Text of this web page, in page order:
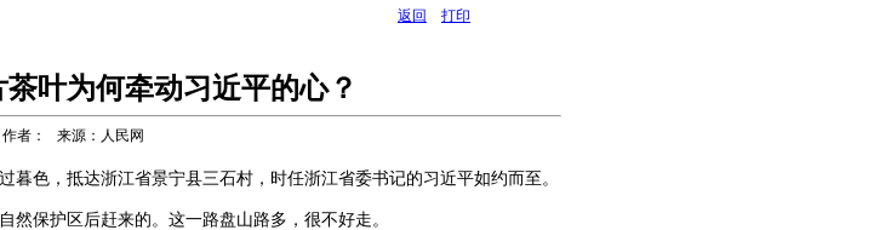
返回 打印
叶为何牵动习近平的心？
作者： 来源：人民网
暮色，抵达浙江省景宁县三石村，时任浙江省委书记的习近平如约而至。
保护区后赶来的。这一路盘山路多，很不好走。